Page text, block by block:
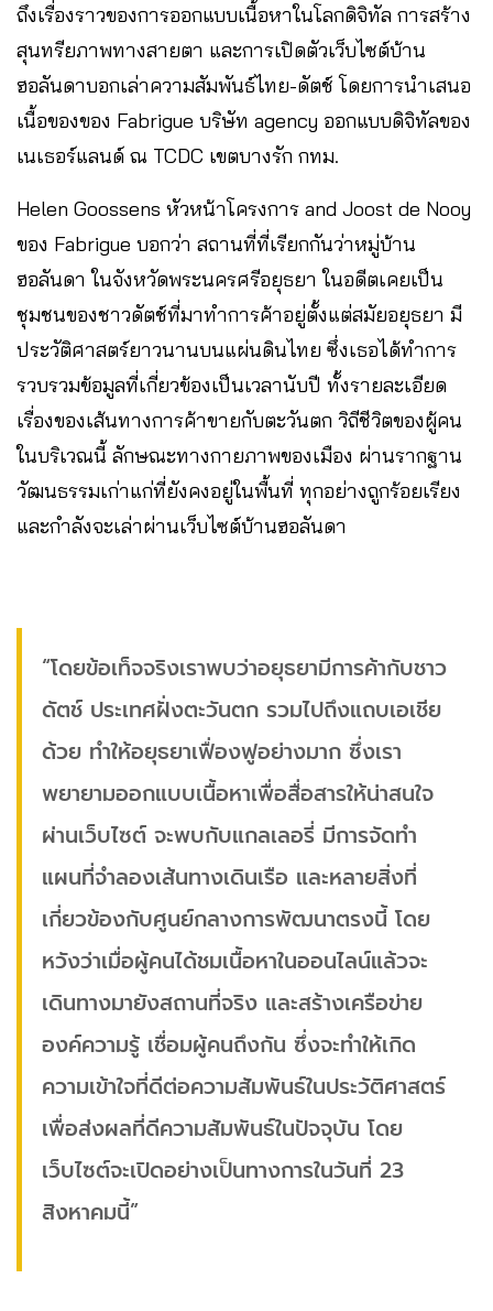
ถึงเรื่องราวของการออกแบบเนื้อหาในโลกดิจิทัล การสร้าง
สุนทรียภาพทางสายตา และการเปิดตัวเว็บไซต์บ้าน
ฮอลันดาบอกเล่าความสัมพันธ์ไทย-ดัตช์ โดยการนำเสนอ
เนื้อของของ Fabrigue บริษัท agency ออกแบบดิจิทัลของ
เนเธอร์แลนด์ ณ TCDC เขตบางรัก กทม.
Helen Goossens หัวหน้าโครงการ and Joost de Nooy
ของ Fabrigue บอกว่า สถานที่ที่เรียกกันว่าหมู่บ้าน
ฮอลันดา ในจังหวัดพระนครศรีอยุธยา ในอดีตเคยเป็น
ชุมชนของชาวดัตช์ที่มาทำการค้าอยู่ตั้งแต่สมัยอยุธยา มี
ประวัติศาสตร์ยาวนานบนแผ่นดินไทย ซึ่งเธอได้ทำการ
รวบรวมข้อมูลที่เกี่ยวข้องเป็นเวลานับปี ทั้งรายละเอียด
เรื่องของเส้นทางการค้าขายกับตะวันตก วิถีชีวิตของผู้คน
ในบริเวณนี้ ลักษณะทางกายภาพของเมือง ผ่านรากฐาน
วัฒนธรรมเก่าแก่ที่ยังคงอยู่ในพื้นที่ ทุกอย่างถูกร้อยเรียง
และกำลังจะเล่าผ่านเว็บไซต์บ้านฮอลันดา
“โดยข้อเท็จจริงเราพบว่าอยุธยามีการค้ากับชาว
ดัตช์ ประเทศฝั่งตะวันตก รวมไปถึงแถบเอเชีย
ด้วย ทำให้อยุธยาเฟื่องฟูอย่างมาก ซึ่งเรา
พยายามออกแบบเนื้อหาเพื่อสื่อสารให้น่าสนใจ
ผ่านเว็บไซต์ จะพบกับแกลเลอรี่ มีการจัดทำ
แผนที่จำลองเส้นทางเดินเรือ และหลายสิ่งที่
เกี่ยวข้องกับศูนย์กลางการพัฒนาตรงนี้ โดย
หวังว่าเมื่อผู้คนได้ชมเนื้อหาในออนไลน์แล้วจะ
เดินทางมายังสถานที่จริง และสร้างเครือข่าย
องค์ความรู้ เชื่อมผู้คนถึงกัน ซึ่งจะทำให้เกิด
ความเข้าใจที่ดีต่อความสัมพันธ์ในประวัติศาสตร์
เพื่อส่งผลที่ดีความสัมพันธ์ในปัจจุบัน โดย
เว็บไซต์จะเปิดอย่างเป็นทางการในวันที่ 23
สิงหาคมนี้”